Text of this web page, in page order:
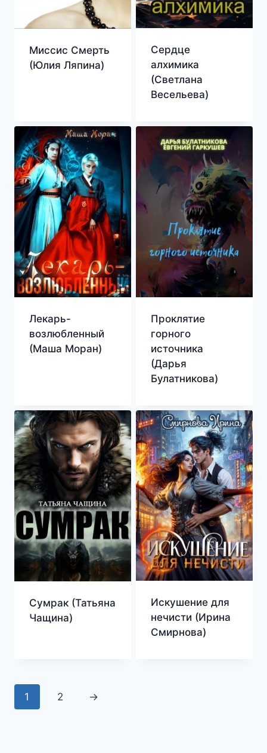
Миссис Смерть
(Юлия Ляпина)
Сердце
алхимика
(Светлана
Весельева)
Лекарь-
возлюбленный
(Маша Моран)
Проклятие
горного
источника
(Дарья
Булатникова)
Сумрак (Татьяна
Чащина)
Искушение для
нечисти (Ирина
Смирнова)
1 2 →